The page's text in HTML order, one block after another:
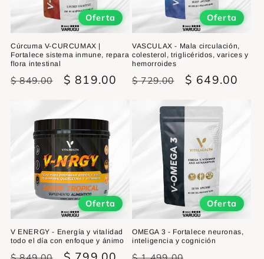
Oferta
Cúrcuma V-CURCUMAX |
Fortalece sistema inmune, repara
flora intestinal
Precio
$ 849.00
Precio
$ 819.00
Oferta
VASCULAX - Mala circulación,
colesterol, triglicéridos, varices y
hemorroides
Precio
$ 729.00
Precio
$ 649.00
Oferta
V ENERGY - Energía y vitalidad
todo el día con enfoque y ánimo
Oferta
OMEGA 3 - Fortalece neuronas,
inteligencia y cognición